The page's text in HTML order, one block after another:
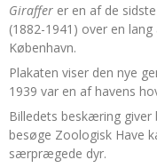
Giraffer er en af de
(1882-1941) over en
København.
Plakaten viser den nye
1939 var en af havens
Billedets beskæring
besøge Zoologisk Have
særprægede dyr.